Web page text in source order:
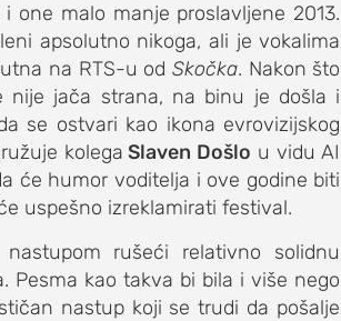
one malo manje proslavljene 2013.
apsolutno nikoga, ali je vokalima
na RTS-u od Skočka. Nakon što
nije jača strana, na binu je došla i
se ostvari kao ikona evrovizijskog
kolega Slaven Došlo u vidu AI
će humor voditelja i ove godine biti
uspešno izreklamirati festival.
nastupom rušeći relativno solidnu
Pesma kao takva bi bila i više nego
nastup koji se trudi da pošalje